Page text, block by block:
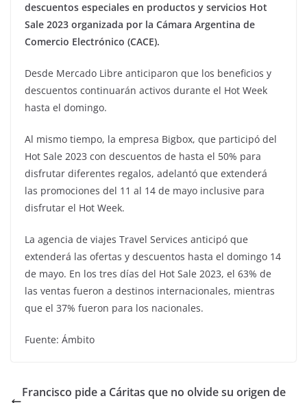
descuentos especiales en productos y servicios Hot
Sale 2023 organizada por la Cámara Argentina de
Comercio Electrónico (CACE).
Desde Mercado Libre anticiparon que los beneficios y
descuentos continuarán activos durante el Hot Week
hasta el domingo.
Al mismo tiempo, la empresa Bigbox, que participó del
Hot Sale 2023 con descuentos de hasta el 50% para
disfrutar diferentes regalos, adelantó que extenderá
las promociones del 11 al 14 de mayo inclusive para
disfrutar el Hot Week.
La agencia de viajes Travel Services anticipó que
extenderá las ofertas y descuentos hasta el domingo 14
de mayo. En los tres días del Hot Sale 2023, el 63% de
las ventas fueron a destinos internacionales, mientras
que el 37% fueron para los nacionales.
Fuente: Ámbito
Francisco pide a Cáritas que no olvide su origen de